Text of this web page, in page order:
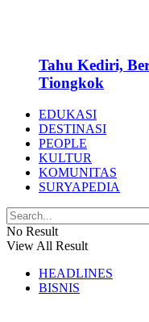
Tahu Kediri,
Tiongkok
EDUKASI
DESTINASI
PEOPLE
KULTUR
KOMUNITAS
SURYAPEDIA
No Result
View All Result
HEADLINES
BISNIS